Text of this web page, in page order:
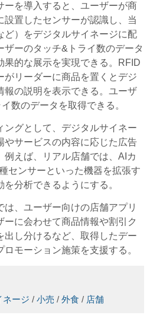
ーを導入すると、ユーザーが商
置したセンサーが認識し、当
ど）をデジタルサイネージに配
ーのタッチ&トライ数のデータ
果的な展示を実現できる。RFID
がリーダーに商品を置くとデジ
報の説明を表示できる。ユーザ
数のデータを取得できる。
グとして、デジタルサイネー
やサービスの内容に応じた広告
例えば、リアル店舗では、AIカ
センサーといった機器を拡張す
分析できるようにする。
、ユーザー向けの店舗アプリ
ーに会わせて商品情報や割引ク
出し分けるなど、取得したデー
モーション施策を支援する。
ネージ / 小売 / 外食 / 店舗